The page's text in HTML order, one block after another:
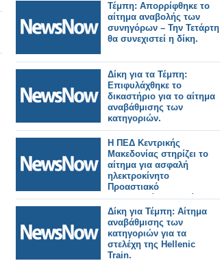
Τέμπη: Απορρίφθηκε το
αίτημα αναβολής των
συνηγόρων – Την Τετάρτη
θα συνεχιστεί η δίκη.
Δίκη για τα Τέμπη:
Επιφυλάχθηκε το
δικαστήριο για το αίτημα
αναβάθμισης των
κατηγοριών.
Η ΠΕΔ Κεντρικής
Μακεδονίας στηρίζει το
αίτημα για ασφαλή
ηλεκτροκίνητο
Προαστιακό
Θεσσαλονίκη–Πλατύ–
Έδεσσα.
Δίκη για Τέμπη: Αίτημα
αναβάθμισης των
κατηγοριών για τα
στελέχη της Hellenic
Train.